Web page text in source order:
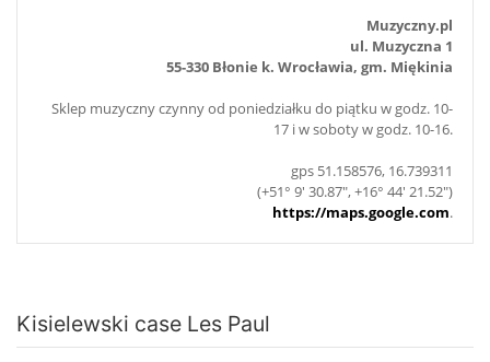
Muzyczny.pl
ul. Muzyczna 1
55-330 Błonie k. Wrocławia, gm. Miękinia
Sklep muzyczny czynny od poniedziałku do piątku w godz. 10-
17 i w soboty w godz. 10-16.
gps 51.158576, 16.739311
(+51° 9' 30.87", +16° 44' 21.52")
https://maps.google.com.
Kisielewski case Les Paul